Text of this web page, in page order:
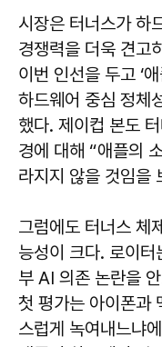
시장은 터너스가 하
경쟁력을 더욱 견고
이번 인선을 두고 ‘
하드웨어 중심 정체
했다. 제이컵 본도
경에 대해 “애플의
라지지 않을 것임을
그럼에도 터너스 체
능성이 크다. 로이터
부 AI 의존 논란을
첫 평가는 아이폰과
스럽게 녹여내느냐